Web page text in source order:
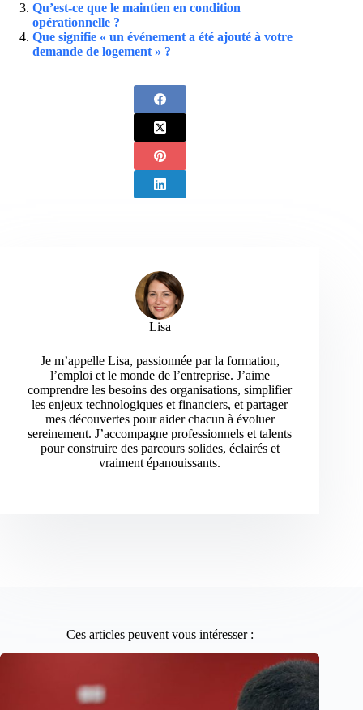
Qu’est-ce que le maintien en condition
opérationnelle ?
Que signifie « un événement a été ajouté à votre
demande de logement » ?
Lisa
Je m’appelle Lisa, passionnée par la formation,
l’emploi et le monde de l’entreprise. J’aime
comprendre les besoins des organisations, simplifier
les enjeux technologiques et financiers, et partager
mes découvertes pour aider chacun à évoluer
sereinement. J’accompagne professionnels et talents
pour construire des parcours solides, éclairés et
vraiment épanouissants.
Ces articles peuvent vous intéresser :